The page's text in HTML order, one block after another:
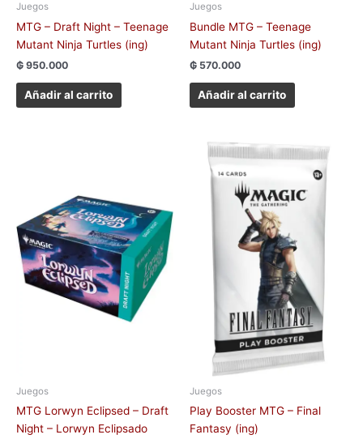
Juegos
MTG – Draft Night – Teenage
Mutant Ninja Turtles (ing)
₲ 950.000
Añadir al carrito
Juegos
Bundle MTG – Teenage
Mutant Ninja Turtles (ing)
₲ 570.000
Añadir al carrito
Juegos
MTG Lorwyn Eclipsed – Draft
Night – Lorwyn Eclipsado
Juegos
Play Booster MTG – Final
Fantasy (ing)